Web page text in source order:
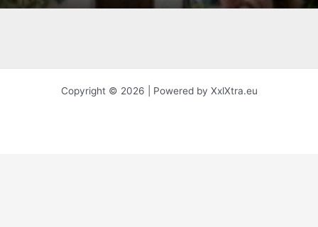
Copyright © 2026 | Powered by XxlXtra.eu